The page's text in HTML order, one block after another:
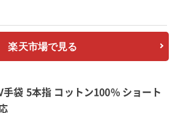
楽天市場で見る
袋 5本指 コットン100% ショート